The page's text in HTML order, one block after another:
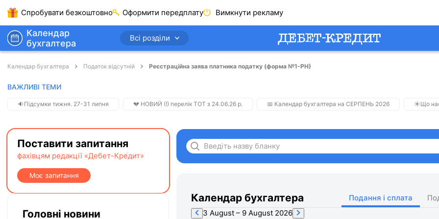
Спробувати безкоштовно Оформити передплату Вимкнути рекламу
Календар
бухгалтера
Всі розділи
Календар бухгалтера Податок відсутній Реєстраційна заява платника податку (форма №1-РН)
ВАЖЛИВІ ТЕМИ
🔉Підсумки тижня. 27-31 липня 💔 НОВИЙ (!) перелік ТОТ з 24.06.26 р. 📅 Календар бухгалтера на СЕРПЕНЬ 2026 ☀️Що
Календар бухгалтера Подання і сплата
3 August – 9 August 2026
Поставити запитання
фахівцям редакції «Дебет-Кредит»
Моє запитання
Головні новини